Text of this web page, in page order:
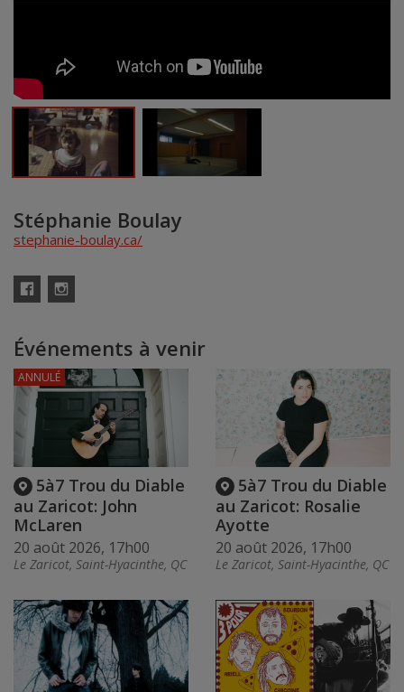
Stéphanie Boulay
stephanie-boulay.ca/
FacebookInstagram
Événements à venir
5à7 Trou du Diable
au Zaricot: John
McLaren
20 août 2026, 17h00
Le Zaricot, Saint-Hyacinthe, QC
ANNULÉ
5à7 Trou du Diable
au Zaricot: Rosalie
Ayotte
20 août 2026, 17h00
Le Zaricot, Saint-Hyacinthe, QC